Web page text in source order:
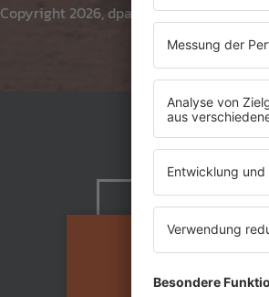
Copyright 2026, dpa (
www.dpa.de). Alle